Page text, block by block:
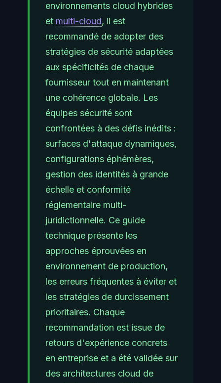
environnements cloud hybrides
et multi-cloud, il est
recommandé de adopter des
stratégies de sécurité adaptées
aux spécificités de chaque
fournisseur tout en maintenant
une cohérence globale. Les
équipes sécurité sont
confrontées à des défis inédits :
surfaces d'attaque dynamiques,
configurations éphémères,
gestion des identités à grande
échelle et conformité
réglementaire multi-
juridictionnelle. Ce guide
technique présente les
approches éprouvées en
environnement de production,
les erreurs fréquentes à éviter et
les stratégies de durcissement
prioritaires. Chaque
recommandation est issue de
retours d'expérience concrets
en entreprise et a été validée sur
des architectures cloud de